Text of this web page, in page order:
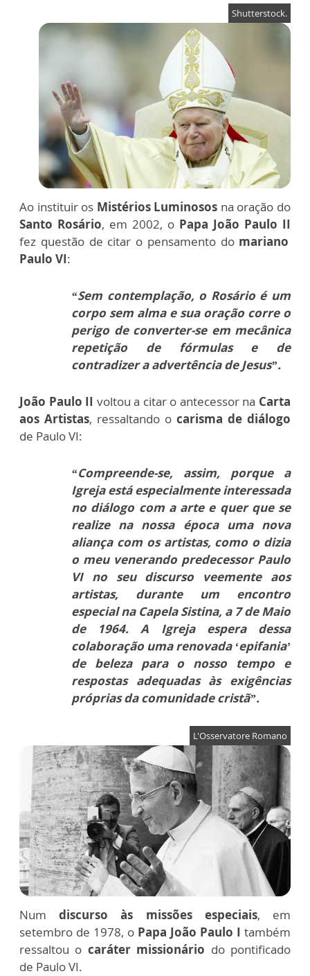
Shutterstock.
Ao instituir os Mistérios Luminosos na oração do
Santo Rosário, em 2002, o Papa João Paulo II
fez questão de citar o pensamento do mariano
Paulo VI:
“Sem contemplação, o Rosário é um
corpo sem alma e sua oração corre o
perigo de converter-se em mecânica
repetição de fórmulas e de
contradizer a advertência de Jesus”.
João Paulo II voltou a citar o antecessor na Carta
aos Artistas, ressaltando o carisma de diálogo
de Paulo VI:
“Compreende-se, assim, porque a
Igreja está especialmente interessada
no diálogo com a arte e quer que se
realize na nossa época uma nova
aliança com os artistas, como o dizia
o meu venerando predecessor Paulo
VI no seu discurso veemente aos
artistas, durante um encontro
especial na Capela Sistina, a 7 de Maio
de 1964. A Igreja espera dessa
colaboração uma renovada ‘epifania’
de beleza para o nosso tempo e
respostas adequadas às exigências
próprias da comunidade cristã”.
L'Osservatore Romano
Numdiscurso às missões especiais, em
setembro de 1978, o Papa João Paulo I também
ressaltou o caráter missionário do pontificado
de Paulo VI.